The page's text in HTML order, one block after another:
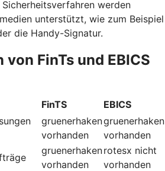
werden
unterstützt, wie zum Beispiel
die Handy-Signatur.
von FinTs und EBICS
FinTS
EBICS
gruenerhaken
vorhanden
gruenerhaken
vorhanden
gruenerhaken
vorhanden
rotesx nicht
vorhanden